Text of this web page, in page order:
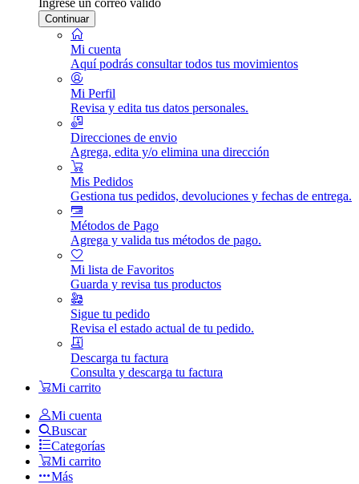
Continuar
Mi cuenta
Aquí podrás consultar todos tus movimientos
Mi Perfil
Revisa y edita tus datos personales.
Direcciones de envio
Agrega, edita y/o elimina una dirección
Mis Pedidos
Gestiona tus pedidos, devoluciones y fechas de entrega.
Métodos de Pago
Agrega y valida tus métodos de pago.
Mi lista de Favoritos
Guarda y revisa tus productos
Sigue tu pedido
Revisa el estado actual de tu pedido.
Descarga tu factura
Consulta y descarga tu factura
Mi carrito
Mi cuenta
Buscar
Categorías
Mi carrito
Más